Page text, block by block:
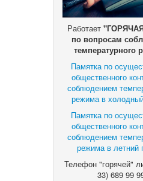
Работает
по вопросам
температурного
Памятка по
общественного
соблюдением
режима в
Памятка по
общественного
соблюдением
режима в летний
Телефон "горячей"
33) 689 99